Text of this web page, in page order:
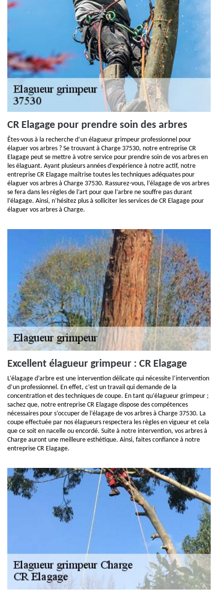
CR Elagage pour prendre soin des arbres
Êtes-vous à la recherche d’un élagueur grimpeur professionnel pour
élaguer vos arbres ? Se trouvant à Charge 37530, notre entreprise CR
Elagage peut se mettre à votre service pour prendre soin de vos arbres en
les élaguant. Ayant plusieurs années d’expérience à notre actif, notre
entreprise CR Elagage maîtrise toutes les techniques adéquates pour
élaguer vos arbres à Charge 37530. Rassurez-vous, l’élagage de vos arbres
se fera dans les règles de l’art pour que l’arbre ne souffre pas durant
l’élagage. Ainsi, n’hésitez plus à solliciter les services de CR Elagage pour
élaguer vos arbres à Charge.
Excellent élagueur grimpeur : CR Elagage
L’élagage d’arbre est une intervention délicate qui nécessite l’intervention
d’un professionnel. En effet, c’est un travail qui demande de la
concentration et des techniques de coupe. En tant qu’élagueur grimpeur ;
sachez que, notre entreprise CR Elagage dispose des compétences
nécessaires pour s’occuper de l’élagage de vos arbres à Charge 37530. La
coupe effectuée par nos élagueurs respectera les règles en vigueur et cela
que ce soit en nacelle ou encordé. Suite à notre intervention, vos arbres à
Charge auront une meilleure esthétique. Ainsi, faites confiance à notre
entreprise CR Elagage.